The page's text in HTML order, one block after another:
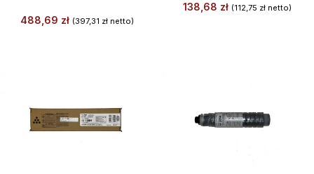
488,69 zł (397,31 złnetto)
138,68 zł (112,75 zł netto)